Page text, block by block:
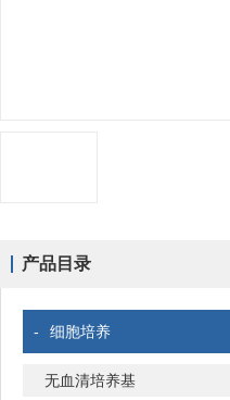
产品目录
- 细胞培养
无血清培养基